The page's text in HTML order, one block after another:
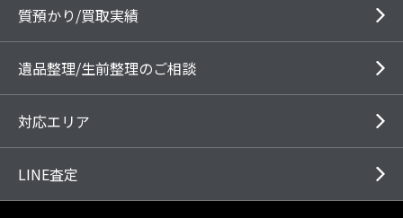
質預かり/買取実績
遺品整理/生前整理のご相談
対応エリア
LINE査定